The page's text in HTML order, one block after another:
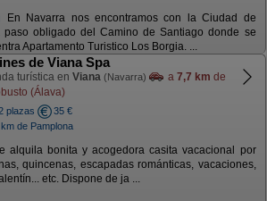
En Navarra nos encontramos con la Ciudad de
paso obligado del Camino de Santiago donde se
Apartamento Turistico Los Borgia. ...
de Viana Spa
turística en Viana (Navarra) a 7,7 km de
(Álava)
plazas
35 €
de Pamplona
alquila bonita y acogedora casita vacacional por
quincenas, escapadas románticas, vacaciones,
etc. Dispone de ja ...